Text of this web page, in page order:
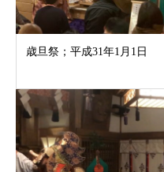
歳旦祭；平成31年1月1日